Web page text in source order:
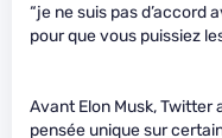
“je ne suis pas d’accord
pour que vous puissiez
Avant Elon Musk,
pensée unique sur